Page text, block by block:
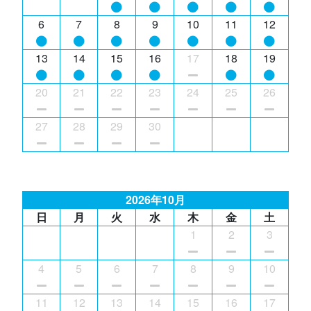
6 7 8 9 10 11 12
13 14 15 16 17 18 19
20 21 22 23 24 25 26
27 28 29 30
2026年10月
日
月 火 水 木 金
土
1
2 3
4 5 6 7 8 9 10
11 12 13 14 15 16 17